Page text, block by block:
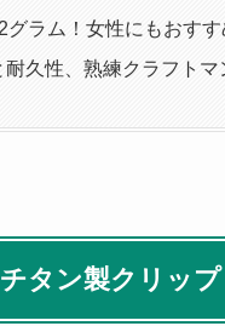
グラム！女性にもおす
耐久性、熟練クラフト
タン製クリッ